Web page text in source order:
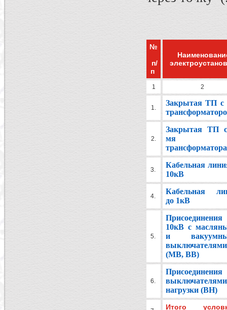
№
п/
п
1 2
1.
Закрытая ТП с
2.
Закрытая ТП
мя
3.
Кабельная
10кВ
4.
Кабельная
до 1кВ
5.
10кВ с
и
выключателями
(МВ, ВВ)
6.
выключателями
нагрузки (ВН)
Итого